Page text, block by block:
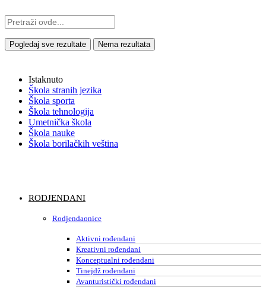
Pogledaj sve rezultate Nema rezultata
Istaknuto
Škola stranih jezika
Škola sporta
Škola tehnologija
Umetnička škola
Škola nauke
Škola borilačkih veština
RODJENDANI
Rodjendaonice
Aktivni rođendani
Kreativni rođendani
Konceptualni rođendani
Tinejdž rođendani
Avanturistički rođendani